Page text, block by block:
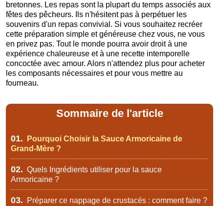
bretonnes. Les repas sont la plupart du temps associés aux
fêtes des pêcheurs. Ils n'hésitent pas à perpétuer les
souvenirs d'un repas convivial. Si vous souhaitez recréer
cette préparation simple et généreuse chez vous, ne vous
en privez pas. Tout le monde pourra avoir droit à une
expérience chaleureuse et à une recette intemporelle
concoctée avec amour. Alors n'attendez plus pour acheter
les composants nécessaires et pour vous mettre au
fourneau.
Sommaire de l'article
01.
Pourquoi Choisir la Sauce Armoricaine de
Grand-Mère ?
02. Quels Ingrédients utiliser pour la sauce
Armoricaine ?
03. Préparer ce nappage de crustacés : comment faire ?